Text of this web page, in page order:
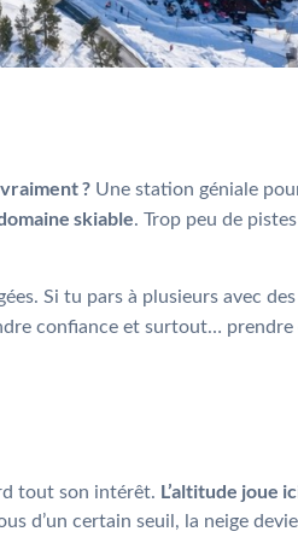
? Une station géniale
skiable. Trop peu de
Si tu pars à plusieurs avec
confiance et surtout…
tout son intérêt. L’altitude joue
d’un certain seuil, la neige